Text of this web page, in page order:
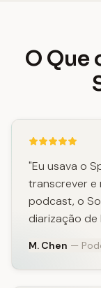
O Que
"Eu usava o
transcrever e
podcast, o
diarização de
M. Chen —